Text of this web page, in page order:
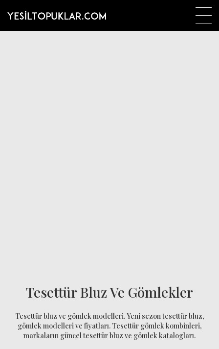
Tesettür Bluz Ve Gömlekler
Tesettür bluz ve gömlek modelleri. Yeni sezon tesettür bluz,
gömlek modelleri ve fiyatları. Tesettür gömlek kombinleri,
markaların güncel tesettür bluz ve gömlek katalogları.